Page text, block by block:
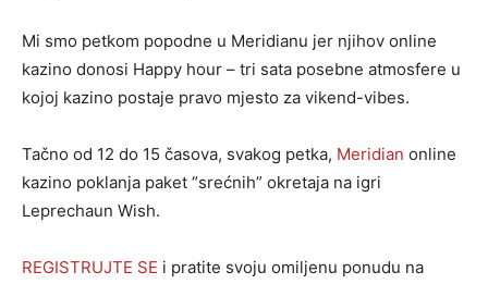
Mi smo petkom popodne u Meridianu jer njihov online
kazino donosi Happy hour – tri sata posebne atmosfere u
kojoj kazino postaje pravo mjesto za vikend-vibes.
Tačno od 12 do 15 časova, svakog petka, Meridian online
kazino poklanja paket “srećnih” okretaja na igri
Leprechaun Wish.
REGISTRUJTE SE i pratite svoju omiljenu ponudu na